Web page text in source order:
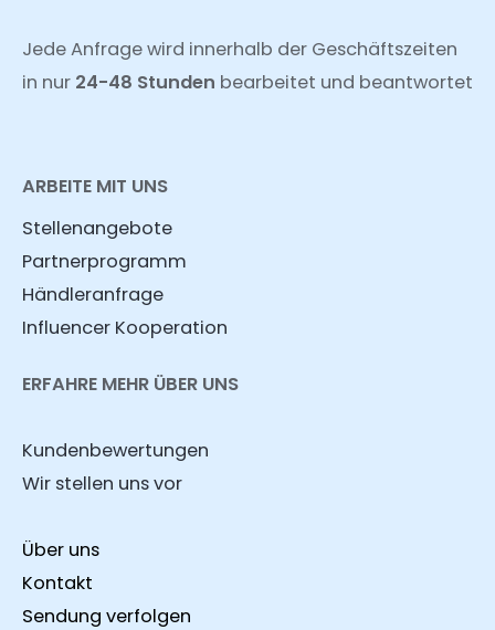
Jede Anfrage wird innerhalb der Geschäftszeiten
in nur 24-48 Stunden bearbeitet und beantwortet
ARBEITE MIT UNS
Stellenangebote
Partnerprogramm
Händleranfrage
Influencer Kooperation
ERFAHRE MEHR ÜBER UNS
Kundenbewertungen
Wir stellen uns vor
Über uns
Kontakt
Sendung verfolgen